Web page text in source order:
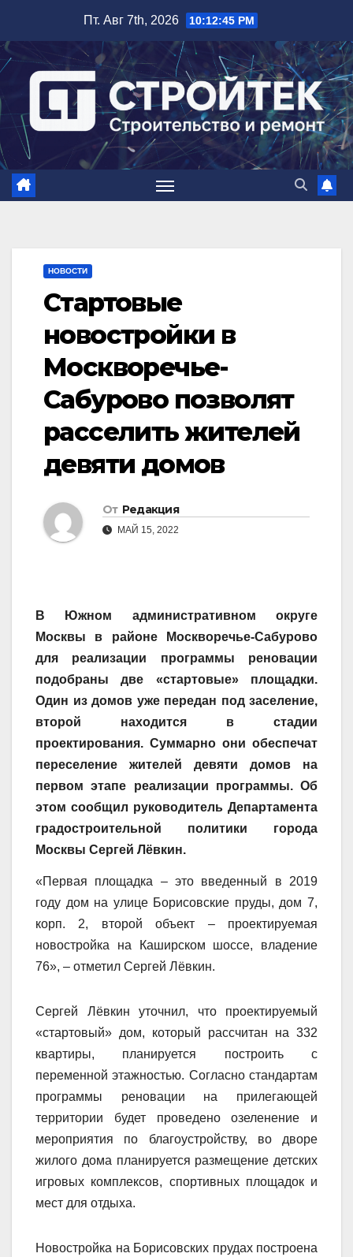
содержимому
Пт. Авг 7th, 2026 10:12:46 PM
НОВОСТИ
Стартовые
новостройки в
Москворечье-
Сабурово позволят
расселить жителей
девяти домов
От Редакция
МАЙ 15, 2022
В Южном административном округе
Москвы в районе Москворечье-Сабурово
для реализации программы реновации
подобраны две «стартовые» площадки.
Один из домов уже передан под заселение,
второй находится в стадии
проектирования. Суммарно они обеспечат
переселение жителей девяти домов на
первом этапе реализации программы. Об
этом сообщил руководитель Департамента
градостроительной политики города
Москвы Сергей Лёвкин.
«Первая площадка – это введенный в 2019
году дом на улице Борисовские пруды, дом 7,
корп. 2, второй объект – проектируемая
новостройка на Каширском шоссе, владение
76», – отметил Сергей Лёвкин.
Сергей Лёвкин уточнил, что проектируемый
«стартовый» дом, который рассчитан на 332
квартиры, планируется построить с
переменной этажностью. Согласно стандартам
программы реновации на прилегающей
территории будет проведено озеленение и
мероприятия по благоустройству, во дворе
жилого дома планируется размещение детских
игровых комплексов, спортивных площадок и
мест для отдыха.
Новостройка на Борисовских прудах построена